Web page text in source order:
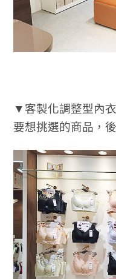
▼客製化調整型內
要想挑選的商品，